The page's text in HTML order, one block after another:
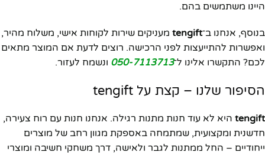
היינו משתמשים בהם.
בנוסף, אנחנו ב־tengift מעניקים שירות לקוחות אישי, משלוח מהיר,
ואפשרות להתייעצות לפני הרכישה. רוצים לדעת אם המוצר מתאים
לכם? התקשרו אלינו ל־050-7113713 ונשמח לעזור.
הסיפור שלנו – קצת על tengift
tengift היא לא עוד חנות מתנות רגילה. אנחנו חנות עם רוח צעירה,
חדשנית ומקצועית, שמתמחה באספקת מגוון רחב של מוצרים
ייחודיים – החל ממתנות לגבר ולאישה, דרך משחקי חשיבה ומוצרי